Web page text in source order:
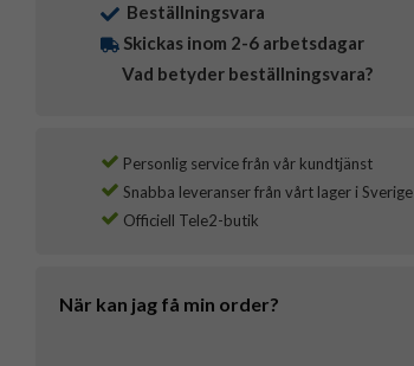
Beställningsvara
Skickas inom 2-6 arbetsdagar
Vad betyder beställningsvara?
Personlig service från vår kundtjänst
Snabba leveranser från vårt lager i Sverige
Officiell Tele2-butik
När kan jag få min order?